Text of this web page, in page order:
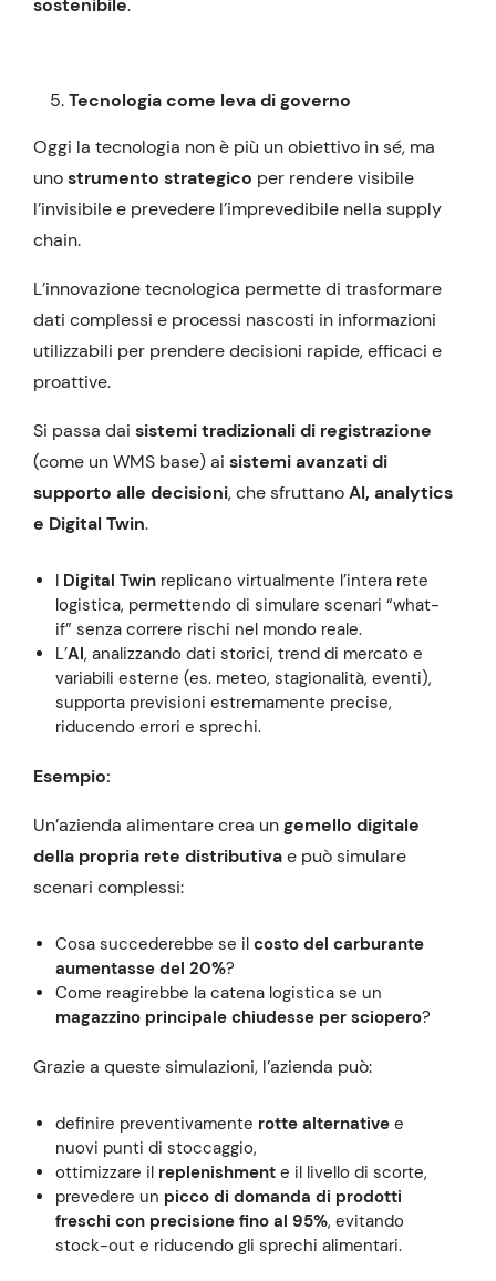
Tecnologia come leva di governo
Oggi la tecnologia non è più un obiettivo in sé, ma
unostrumento strategico per rendere visibile
l’invisibile e prevedere l’imprevedibile nella supply
chain.
L’innovazione tecnologica permette di trasformare
dati complessi e processi nascosti in informazioni
utilizzabili per prendere decisioni rapide, efficaci e
proattive.
Si passa dai sistemi tradizionali di registrazione
(come un WMS base) ai sistemi avanzati di
supporto alle decisioni, che sfruttanoAI, analytics
e Digital Twin.
I Digital Twin replicano virtualmente l’intera rete
logistica, permettendo di simulare scenari “what-
if” senza correre rischi nel mondo reale.
L’AI, analizzando dati storici, trend di mercato e
variabili esterne (es. meteo, stagionalità, eventi),
supporta previsioni estremamente precise,
riducendo errori e sprechi.
Esempio:
Un’azienda alimentare crea ungemello digitale
della propria rete distributivae può simulare
scenari complessi:
Cosa succederebbe se il costo del carburante
aumentasse del 20%?
Come reagirebbe la catena logistica se un
magazzino principale chiudesse per sciopero?
Grazie a queste simulazioni, l’azienda può:
definire preventivamente rotte alternative e
nuovi punti di stoccaggio,
ottimizzare il replenishment e il livello di scorte,
prevedere un picco di domanda di prodotti
freschi con precisione fino al 95%, evitando
stock-out e riducendo gli sprechi alimentari.